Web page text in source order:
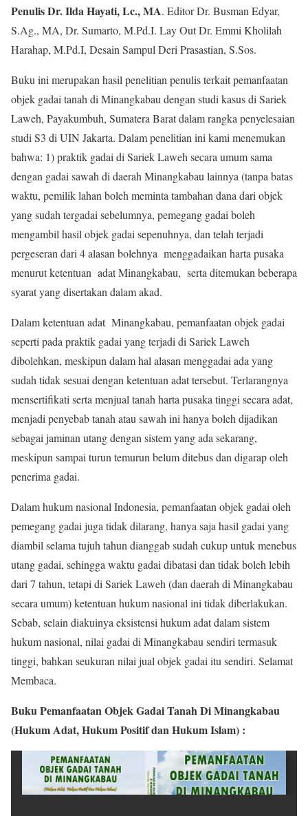
Penulis Dr. Ilda Hayati, Lc., MA. Editor Dr. Busman Edyar,
S.Ag., MA, Dr. Sumarto, M.Pd.I. Lay Out Dr. Emmi Kholilah
Harahap, M.Pd.I, Desain Sampul Deri Prasastian, S.Sos.
Buku ini merupakan hasil penelitian penulis terkait pemanfaatan
objek gadai tanah di Minangkabau dengan studi kasus di Sariek
Laweh, Payakumbuh, Sumatera Barat dalam rangka penyelesaian
studi S3 di UIN Jakarta. Dalam penelitian ini kami menemukan
bahwa: 1) praktik gadai di Sariek Laweh secara umum sama
dengan gadai sawah di daerah Minangkabau lainnya (tanpa batas
waktu, pemilik lahan boleh meminta tambahan dana dari objek
yang sudah tergadai sebelumnya, pemegang gadai boleh
mengambil hasil objek gadai sepenuhnya, dan telah terjadi
pergeseran dari 4 alasan bolehnya menggadaikan harta pusaka
menurut ketentuan adat Minangkabau, serta ditemukan beberapa
syarat yang disertakan dalam akad.
Dalam ketentuan adat Minangkabau, pemanfaatan objek gadai
seperti pada praktik gadai yang terjadi di Sariek Laweh
dibolehkan, meskipun dalam hal alasan menggadai ada yang
sudah tidak sesuai dengan ketentuan adat tersebut. Terlarangnya
mensertifikati serta menjual tanah harta pusaka tinggi secara adat,
menjadi penyebab tanah atau sawah ini hanya boleh dijadikan
sebagai jaminan utang dengan sistem yang ada sekarang,
meskipun sampai turun temurun belum ditebus dan digarap oleh
penerima gadai.
Dalam hukum nasional Indonesia, pemanfaatan objek gadai oleh
pemegang gadai juga tidak dilarang, hanya saja hasil gadai yang
diambil selama tujuh tahun dianggab sudah cukup untuk menebus
utang gadai, sehingga waktu gadai dibatasi dan tidak boleh lebih
dari 7 tahun, tetapi di Sariek Laweh (dan daerah di Minangkabau
secara umum) ketentuan hukum nasional ini tidak diberlakukan.
Sebab, selain diakuinya eksistensi hukum adat dalam sistem
hukum nasional, nilai gadai di Minangkabau sendiri termasuk
tinggi, bahkan seukuran nilai jual objek gadai itu sendiri. Selamat
Membaca.
Buku Pemanfaatan Objek Gadai Tanah Di Minangkabau
(Hukum Adat, Hukum Positif dan Hukum Islam) :